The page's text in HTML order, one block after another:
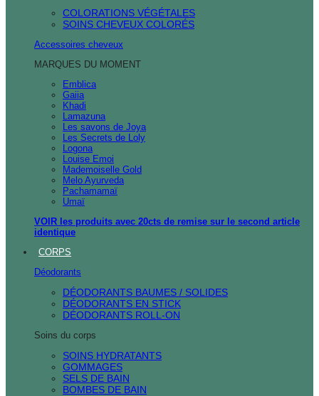
COLORATIONS VÉGÉTALES
SOINS CHEVEUX COLORÉS
Accessoires cheveux
MARQUES DU MOMENT
Emblica
Gaiia
Khadi
Lamazuna
Les savons de Joya
Les Secrets de Loly
Logona
Louise Emoi
Mademoiselle Gold
Melo Ayurveda
Pachamamaï
Umaï
VOIR les produits avec 20cts de remise sur le second article
identique
CORPS
Déodorants
DÉODORANTS BAUMES / SOLIDES
DÉODORANTS EN STICK
DÉODORANTS ROLL-ON
Soins du corps
SOINS HYDRATANTS
GOMMAGES
SELS DE BAIN
BOMBES DE BAIN